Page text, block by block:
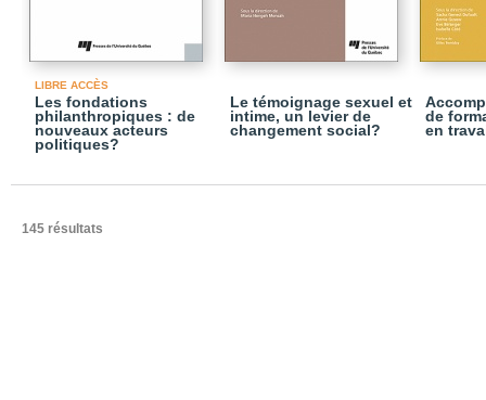
LIBRE ACCÈS
Les fondations
philanthropiques : de
nouveaux acteurs
politiques?
Le témoignage sexuel et
intime, un levier de
changement social?
de
en
145 résultats